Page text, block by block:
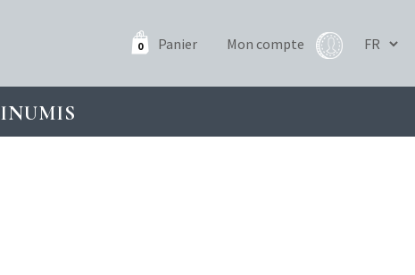
0 Panier Mon compte
INUMIS